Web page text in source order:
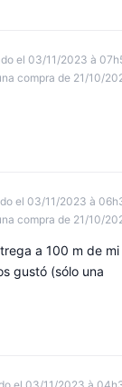
el 03/11/2023 à
compra de 21/10/
el 03/11/2023 à
compra de 21/10/
a 100 m de mi
gustó (sólo una